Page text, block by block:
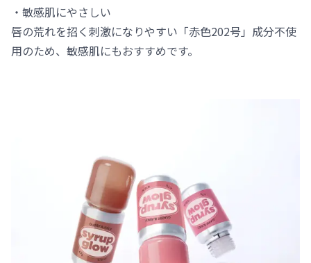
・敏感肌にやさしい
唇の荒れを招く刺激になりやすい「赤色202号」成分不使
用のため、敏感肌にもおすすめです。